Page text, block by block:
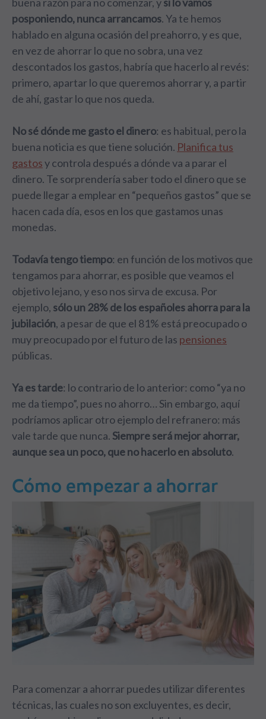
posponiendo, nunca arrancamos. Ya te hemos
hablado en alguna ocasión del preahorro, y es que,
en vez de ahorrar lo que no sobra, una vez
descontados los gastos, habría que hacerlo al revés:
primero, apartar lo que queremos ahorrar y, a partir
de ahí, gastar lo que nos queda.
No sé dónde me gasto el dinero: es habitual, pero la
buena noticia es que tiene solución. Planifica tus
gastosy controla después a dónde va a parar el
dinero. Te sorprendería saber todo el dinero que se
puede llegar a emplear en “pequeños gastos” que se
hacen cada día, esos en los que gastamos unas
monedas.
Todavía tengo tiempo: en función de los motivos que
tengamos para ahorrar, es posible que veamos el
objetivo lejano, y eso nos sirva de excusa. Por
ejemplo, sólo un 28% de los españoles ahorra para la
jubilación, a pesar de que el 81% está preocupado o
muy preocupado por el futuro de las pensiones
públicas.
Ya es tarde: lo contrario de lo anterior: como “ya no
me da tiempo”, pues no ahorro… Sin embargo, aquí
podríamos aplicar otro ejemplo del refranero: más
vale tarde que nunca. Siempre será mejor ahorrar,
aunque sea un poco, que no hacerlo en absoluto.
Cómo empezar a ahorrar
Para comenzar a ahorrar puedes utilizar diferentes
técnicas, las cuales no son excluyentes, es decir,